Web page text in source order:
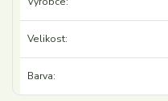
Velikost
Barva